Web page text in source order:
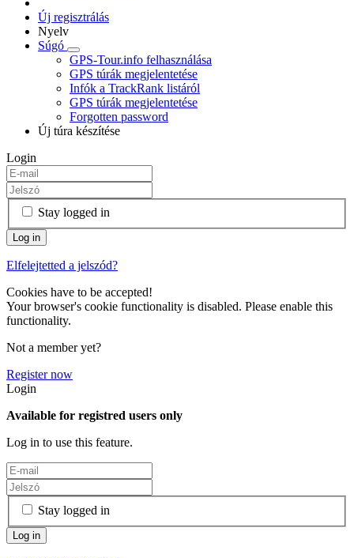
Új regisztrálás
Nyelv
Súgó
GPS-Tour.info felhasználása
GPS túrák megjelentetése
Infók a TrackRank listáról
GPS túrák megjelentetése
Forgotten password
Új túra készítése
Login
Stay logged in
Elfelejtetted a jelszód?
Cookies have to be accepted!
Your browser's cookie functionality is disabled. Please enable this
functionality.
Not a member yet?
Register now
Login
Available for registred users only
Log in to use this feature.
Stay logged in